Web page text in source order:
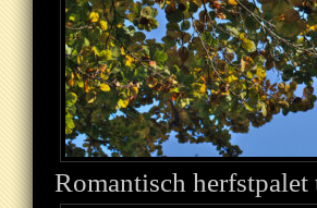
Romantisch